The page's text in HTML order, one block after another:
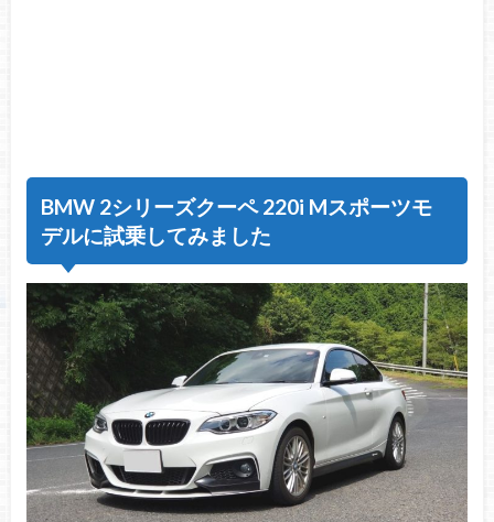
BMW 2シリーズクーペ 220i Mスポーツモ
デルに試乗してみました